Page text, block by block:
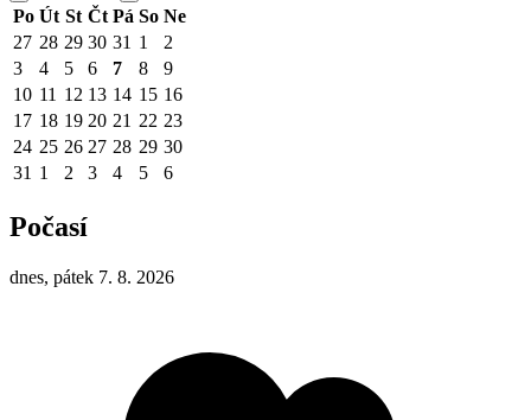
Po Út St Čt Pá So Ne
27 28 29 30 31 1
2
3
4 5 6 7 8
9
10 11 12 13 14 15 16
17 18 19 20 21 22 23
24 25 26 27 28 29 30
31 1 2 3 4 5 6
Počasí
dnes, pátek 7. 8. 2026